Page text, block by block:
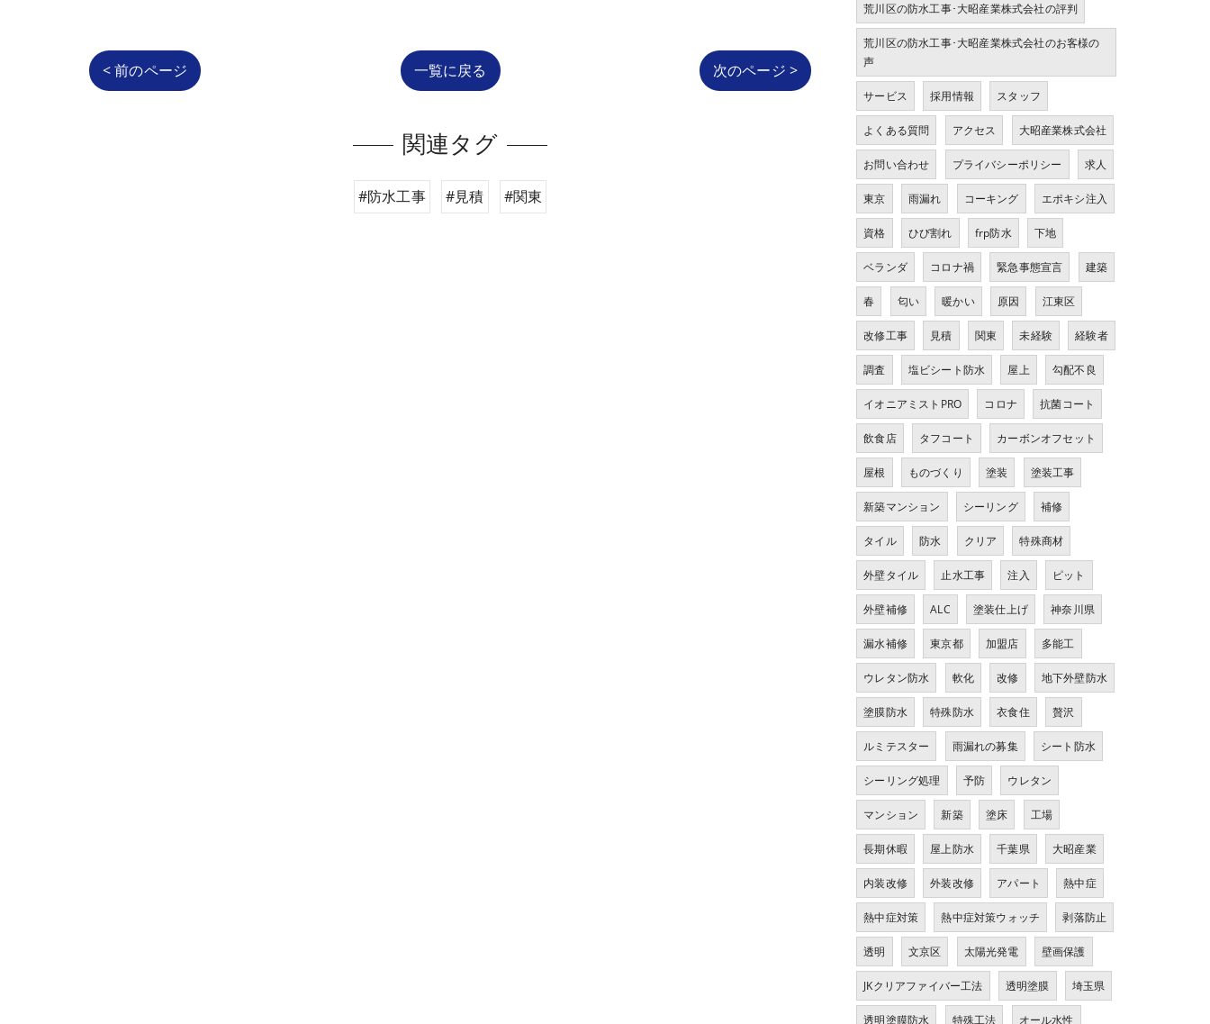
< 前のページ 一覧に戻る 次のページ >
関連タグ
#防水工事 #見積 #関東
荒川区の防水工事･大昭産業株式会社の評判
荒川区の防水工事･大昭産業株式会社のお客様の
声
サービス 採用情報 スタッフ
よくある質問 アクセス 大昭産業株式会社
お問い合わせ プライバシーポリシー 求人
東京 雨漏れ コーキング エポキシ注入
資格 ひび割れ frp防水 下地
ベランダ コロナ禍 緊急事態宣言 建築
春 匂い 暖かい 原因 江東区
改修工事 見積 関東 未経験 経験者
調査 塩ビシート防水 屋上 勾配不良
イオニアミストPRO コロナ 抗菌コート
飲食店 タフコート カーボンオフセット
屋根 ものづくり 塗装 塗装工事
新築マンション シーリング 補修
タイル 防水 クリア 特殊商材
外壁タイル 止水工事 注入 ピット
外壁補修 ALC 塗装仕上げ 神奈川県
漏水補修 東京都 加盟店 多能工
ウレタン防水 軟化 改修 地下外壁防水
塗膜防水 特殊防水 衣食住 贅沢
ルミテスター 雨漏れの募集 シート防水
シーリング処理 予防 ウレタン
マンション 新築 塗床 工場
長期休暇 屋上防水 千葉県 大昭産業
内装改修 外装改修 アパート 熱中症
熱中症対策 熱中症対策ウォッチ 剥落防止
透明 文京区 太陽光発電 壁画保護
JKクリアファイバー工法 透明塗膜 埼玉県
透明塗膜防水 特殊工法 オール水性